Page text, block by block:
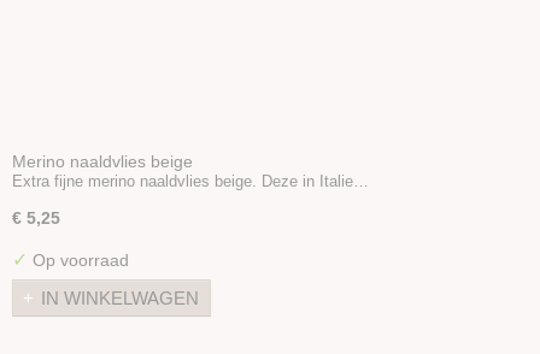
Merino naaldvlies beige
Extra fijne merino naaldvlies beige. Deze in Italie…
€ 5,25
✓ Op voorraad
IN WINKELWAGEN